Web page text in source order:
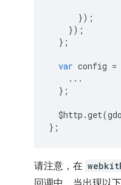
});
});
};
var config =
...
};
$http .get(
};
请注意，在